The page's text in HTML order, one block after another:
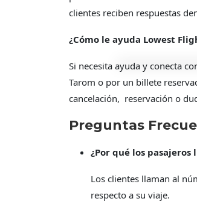
clientes reciben respuestas
¿Cómo le ayuda Lowest
Si necesita ayuda y conecta
Tarom o por un billete
cancelación, reservación o
Preguntas
¿Por qué los
Los clientes llaman al
respecto a su viaje.